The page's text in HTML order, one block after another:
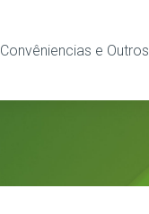
Convêniencias e Outros